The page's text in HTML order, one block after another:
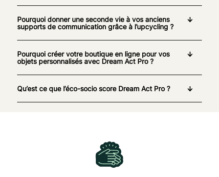
Pourquoi donner une seconde vie à vos anciens
supports de communication grâce à l’upcycling ?
Pourquoi créer votre boutique en ligne pour vos
objets personnalisés avec Dream Act Pro ?
Qu’est ce que l’éco-socio score Dream Act Pro ?